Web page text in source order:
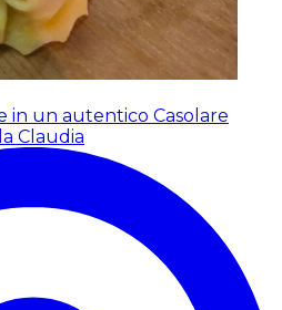
in un autentico Casolare
Claudia